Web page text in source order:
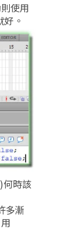
使用
好。
時該
多漸